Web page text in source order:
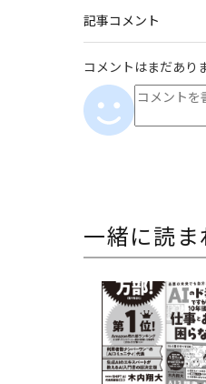
記事コメント
コメントはまだあり
一緒に読